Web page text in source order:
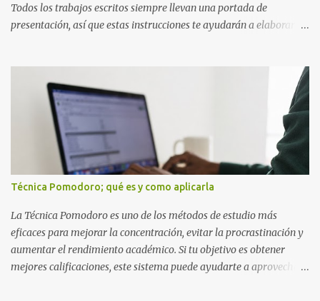
Todos los trabajos escritos siempre llevan una portada de
presentación, así que estas instrucciones te ayudarán a elaborar
compartir el enlace de este artículo para que así como a ti también
ellos se puedan guiar con esta explicación. Los datos esenciales
para una portada para presentar un trabajo escrito a mano o
impreso son los siguientes y en este orden: Nombre de la escuela o
del instituto (Es muy importante este dato) Título del trabajo
(Puede ser: Ensayo sobre la lectura, o Informe de computación)
Nombre completo del alumno que va a presentar dicho trabajo
escrito La clase, materia ó asignatura Grupo Nombre del maestro
o catedrático Ciudad y fecha...
Técnica Pomodoro; qué es y como aplicarla
La Técnica Pomodoro es uno de los métodos de estudio más
eficaces para mejorar la concentración, evitar la procrastinación y
aumentar el rendimiento académico. Si tu objetivo es obtener
mejores calificaciones, este sistema puede ayudarte a aprovechar